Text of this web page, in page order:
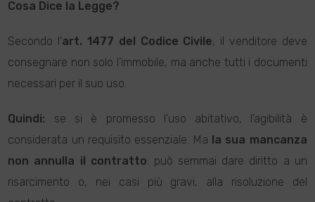
Cosa Dice la Legge?
Secondo l’art. 1477 del Codice Civile, il venditore deve
consegnare non solo l’immobile, ma anche tutti i documenti
necessari per il suo uso.
Quindi: se si è promesso l’uso abitativo, l’agibilità è
considerata un requisito essenziale. Ma la sua mancanza
non annulla il contratto: può semmai dare diritto a un
risarcimento o, nei casi più gravi, alla risoluzione del